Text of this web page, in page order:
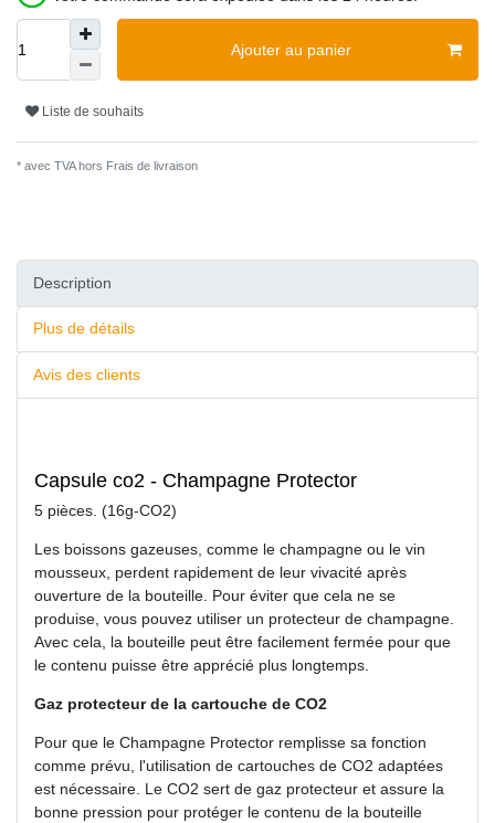
Ajouter au panier
Liste de souhaits
* avec TVA hors Frais de livraison
Description
Plus de détails
Avis des clients
Capsule co2 - Champagne Protector
5 pièces. (16g-CO2)
Les boissons gazeuses, comme le champagne ou le vin
mousseux, perdent rapidement de leur vivacité après
ouverture de la bouteille. Pour éviter que cela ne se
produise, vous pouvez utiliser un protecteur de champagne.
Avec cela, la bouteille peut être facilement fermée pour que
le contenu puisse être apprécié plus longtemps.
Gaz protecteur de la cartouche de CO2
Pour que le Champagne Protector remplisse sa fonction
comme prévu, l'utilisation de cartouches de CO2 adaptées
est nécessaire. Le CO2 sert de gaz protecteur et assure la
bonne pression pour protéger le contenu de la bouteille